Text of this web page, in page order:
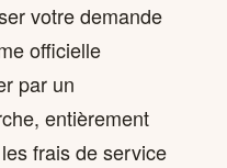
votre demande
officielle
par un
entièrement
frais de service